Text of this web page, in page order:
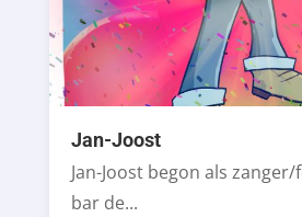
Jan-Joost
Jan-Joost begon als
bar de...